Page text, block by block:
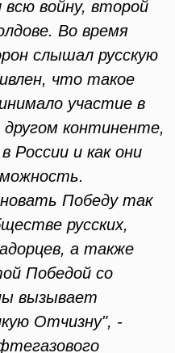
войну, второй
Во время
слышал русскую
что такое
участие в
континенте,
России и как они
Победу так
русских,
а также
Победой со
вызывает
Отчизну", -